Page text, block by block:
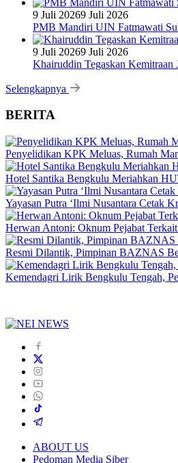
9 Juli 20269 Juli 2026
PMB Mandiri UIN Fatmawati
9 Juli 20269 Juli 2026
Khairuddin Tegaskan Kemitraan
Selengkapnya
BERITA
Penyelidikan KPK Meluas, Rumah
Hotel Santika Bengkulu Meriahkan
Yayasan Putra ‘Ilmi Nusantara Cetak
Herwan Antoni: Oknum Pejabat
Resmi Dilantik, Pimpinan BAZNAS
Kemendagri Lirik Bengkulu Tengah,
ABOUT US
Pedoman Media Siber